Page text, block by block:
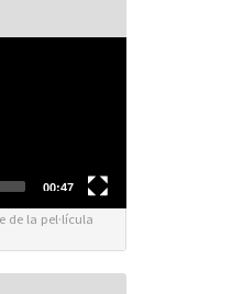
00:47
de la pel·lícula